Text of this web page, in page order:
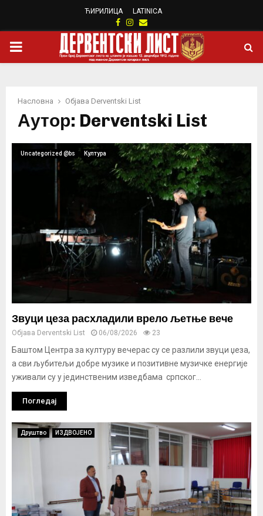
ЋИРИЛИЦА LATINICA
Facebook
Instagram
Email
PRIMARY
Насловна Објава Derventski List
Аутор: Derventski List
Uncategorized @bs Култура
Звуци цеза расхладили врело љетње вече
Објава Derventski List 06/08/2026 23
Баштом Центра за културу вечерас су се разлили звуци џеза,
а сви љубитељи добре музике и позитивне музичке енергије
уживали су у јединственим изведбама српског...
Погледај
Друштво ИЗДВОЈЕНО